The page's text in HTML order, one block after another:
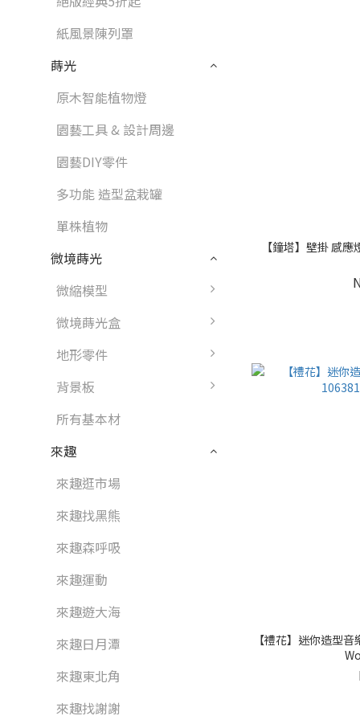
紙風景陳列罩
蒔光
原木智能植物燈
園藝工具 & 設計周邊
園藝DIY零件
多功能 造型盆栽罐
單株植物
微境蒔光
微縮模型
微境蒔光盒
地形零件
背景板
所有基本材
來趣
來趣逛市場
來趣找黑熊
來趣森呼吸
來趣運動
來趣遊大海
來趣日月潭
來趣東北角
來趣找謝謝
【鐘塔】壁掛 感
【禮花】迷你造型